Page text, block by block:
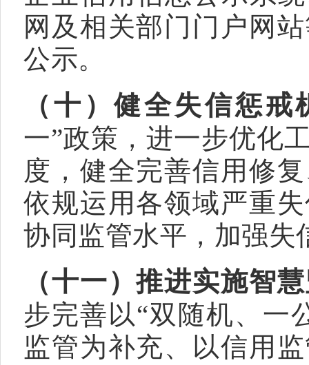
网及相关部门门户网
公示。
（十）健全失信惩戒
一”政策，进一步优化
度，健全完善信用修
依规运用各领域严重
协同监管水平，加强失
（十一）推进实施智
步完善以“双随机、一
监管为补充、以信用